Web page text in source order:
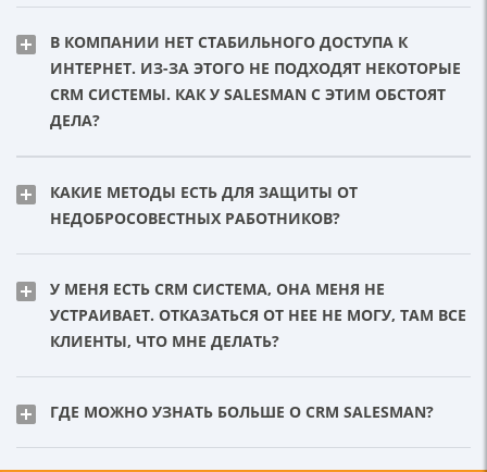
В КОМПАНИИ НЕТ СТАБИЛЬНОГО ДОСТУПА К
ИНТЕРНЕТ. ИЗ-ЗА ЭТОГО НЕ ПОДХОДЯТ НЕКОТОРЫЕ
CRM СИСТЕМЫ. КАК У SALESMAN С ЭТИМ ОБСТОЯТ
ДЕЛА?
КАКИЕ МЕТОДЫ ЕСТЬ ДЛЯ ЗАЩИТЫ ОТ
НЕДОБРОСОВЕСТНЫХ РАБОТНИКОВ?
У МЕНЯ ЕСТЬ CRM СИСТЕМА, ОНА МЕНЯ НЕ
УСТРАИВАЕТ. ОТКАЗАТЬСЯ ОТ НЕЕ НЕ МОГУ, ТАМ ВСЕ
КЛИЕНТЫ, ЧТО МНЕ ДЕЛАТЬ?
ГДЕ МОЖНО УЗНАТЬ БОЛЬШЕ О CRM SALESMAN?